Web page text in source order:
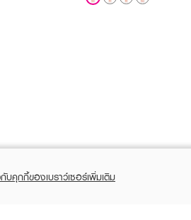
กับคุกกี้ของเบราว์เซอร์เพิ่มเติม